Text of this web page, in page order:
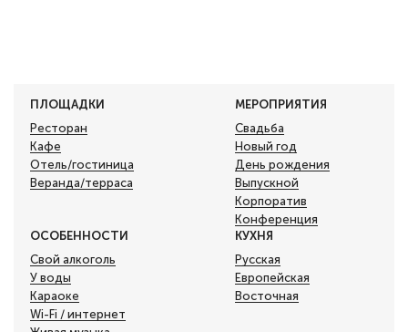
ПЛОЩАДКИ
Ресторан
Кафе
Отель/гостиница
Веранда/терраса
МЕРОПРИЯТИЯ
Свадьба
Новый год
День рождения
Выпускной
Корпоратив
Конференция
ОСОБЕННОСТИ
Свой алкоголь
У воды
Караоке
Wi-Fi / интернет
КУХНЯ
Русская
Европейская
Восточная